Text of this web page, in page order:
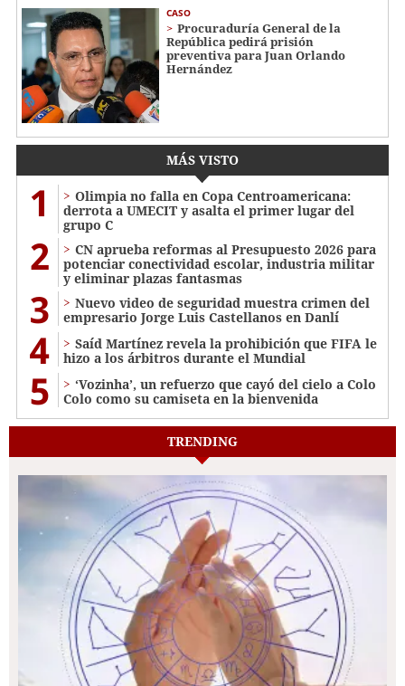
CASO
Procuraduría General de la
República pedirá prisión
preventiva para Juan Orlando
Hernández
MÁS VISTO
1
Olimpia no falla en Copa Centroamericana:
derrota a UMECIT y asalta el primer lugar del
grupo C
2
CN aprueba reformas al Presupuesto 2026 para
potenciar conectividad escolar, industria militar
y eliminar plazas fantasmas
3
Nuevo video de seguridad muestra crimen del
empresario Jorge Luis Castellanos en Danlí
4
Saíd Martínez revela la prohibición que FIFA le
hizo a los árbitros durante el Mundial
5
‘Vozinha’, un refuerzo que cayó del cielo a Colo
Colo como su camiseta en la bienvenida
TRENDING